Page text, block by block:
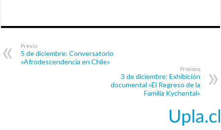
Previo
5 de diciembre: Conversatorio
«Afrodescendencia en Chile»
Próximo
3 de diciembre: Exhibición
documental «El Regreso de la
Familia Kychental»